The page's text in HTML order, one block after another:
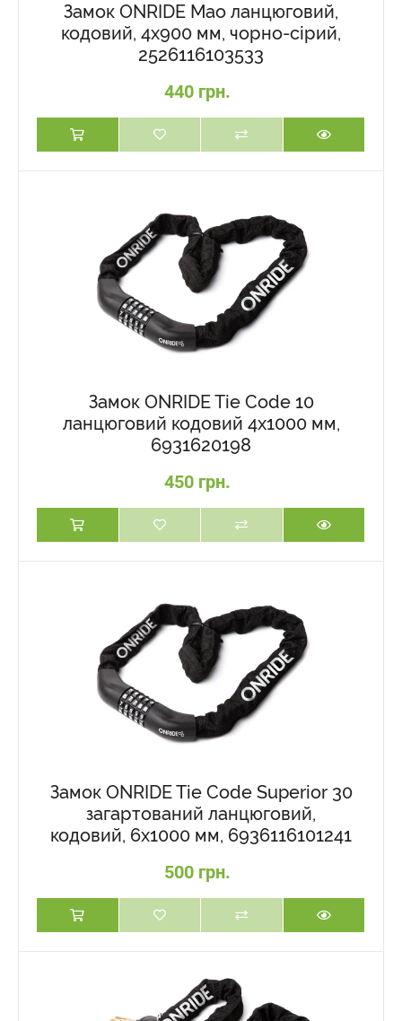
Замок ONRIDE Mao ланцюговий,
кодовий, 4x900 мм, чорно-сірий,
2526116103533
440 грн.
Замок ONRIDE Tie Code 10
ланцюговий кодовий 4x1000 мм,
6931620198
450 грн.
Замок ONRIDE Tie Code Superior 30
загартований ланцюговий,
кодовий, 6x1000 мм, 6936116101241
500 грн.